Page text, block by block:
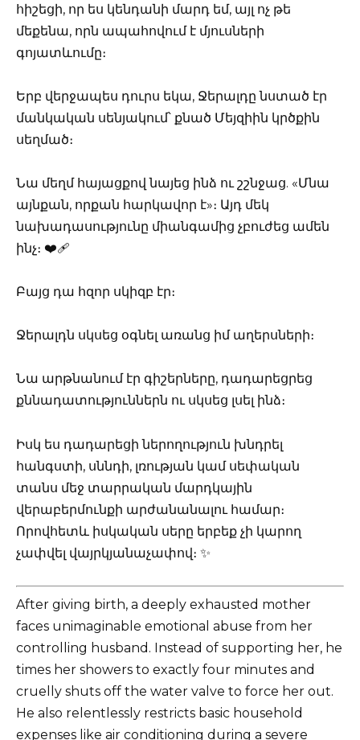
հիշեցի, որ ես կենդանի մարդ եմ, այլ ոչ թե
մեքենա, որն ապահովում է մյուսների
գոյատևումը։
Երբ վերջապես դուրս եկա, Ջերալդը նստած էր
մանկական սենյակում՝ քնած Մեյզիին կրծքին
սեղմած։
Նա մեղմ հայացքով նայեց ինձ ու շշնջաց. «Մնա
այնքան, որքան հարկավոր է»։ Այդ մեկ
նախադասությունը միանգամից չբուժեց ամեն
ինչ։ ❤️‍🩹
Բայց դա հզոր սկիզբ էր։
Ջերալդն սկսեց օգնել առանց իմ աղերսների։
Նա արթնանում էր գիշերները, դադարեցրեց
քննադատություններն ու սկսեց լսել ինձ։
Իսկ ես դադարեցի ներողություն խնդրել
հանգստի, սննդի, լռության կամ սեփական
տանս մեջ տարրական մարդկային
վերաբերմունքի արժանանալու համար։
Որովհետև իսկական սերը երբեք չի կարող
չափվել վայրկյանաչափով։ ✨
After giving birth, a deeply exhausted mother
faces unimaginable emotional abuse from her
controlling husband. Instead of supporting her, he
times her showers to exactly four minutes and
cruelly shuts off the water valve to force her out.
He also relentlessly restricts basic household
expenses like air conditioning during a severe